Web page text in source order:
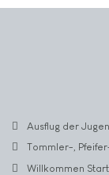
Ausflug der
Tommler-,
Willkommen